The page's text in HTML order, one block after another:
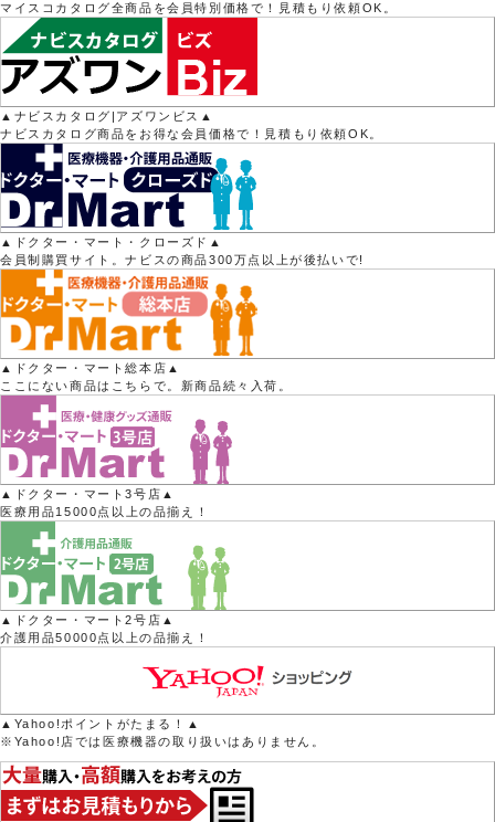
マイスコカタログ全商品を会員特別価格で！見積もり依頼OK。
▲ナビスカタログ|アズワンビス▲
ナビスカタログ商品をお得な会員価格で！見積もり依頼OK。
▲ドクター・マート・クローズド▲
会員制購買サイト。ナビスの商品300万点以上が後払いで!
▲ドクター・マート総本店▲
ここにない商品はこちらで。新商品続々入荷。
▲ドクター・マート3号店▲
医療用品15000点以上の品揃え！
▲ドクター・マート2号店▲
介護用品50000点以上の品揃え！
▲Yahoo!ポイントがたまる！▲
※Yahoo!店では医療機器の取り扱いはありません。